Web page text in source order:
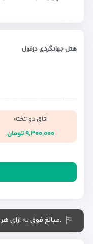
هتل جهانگردی دزفول
اتاق دو تخته
۹,۳۰۰,۰۰۰ تومان
.مبالغ فوق به ازای